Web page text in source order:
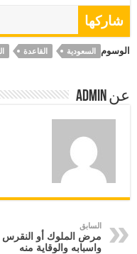
شاركها
الوسوم السعودية القاعدة
عن Admin
السابق
مرض الملوك أو النقرس
واسبابه والوقاية منه